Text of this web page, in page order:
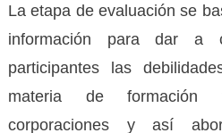
La etapa de evaluación se
información para dar a
participantes las
materia de formación
corporaciones y así